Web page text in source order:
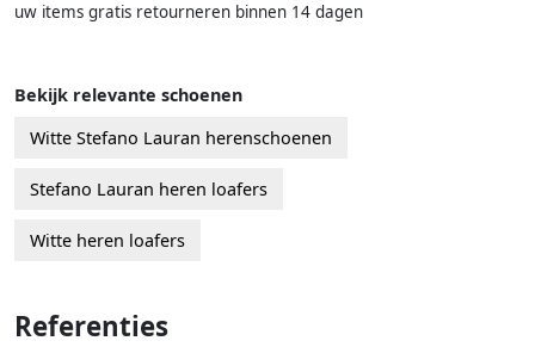
uw items gratis retourneren binnen 14 dagen
Bekijk relevante schoenen
Witte Stefano Lauran herenschoenen
Stefano Lauran heren loafers
Witte heren loafers
Referenties